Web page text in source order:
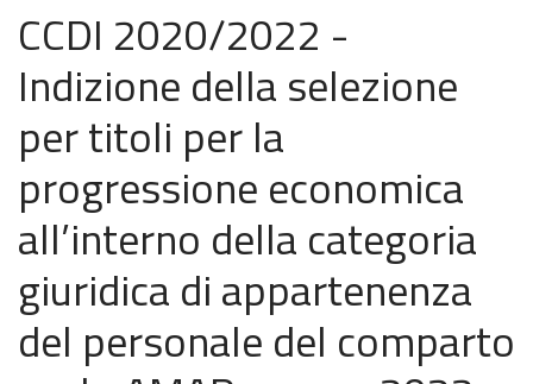
CCDI 2020/2022 -
Indizione della selezione
per titoli per la
progressione economica
all’interno della categoria
giuridica di appartenenza
del personale del comparto